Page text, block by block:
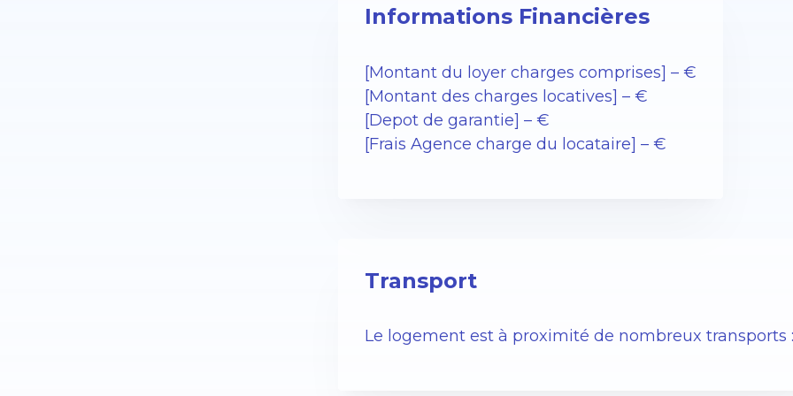
Informations Financières
[Montant du loyer charges comprises] – €
[Montant des charges locatives] – €
[Depot de garantie] – €
[Frais Agence charge du locataire] – €
Transport
Le logement est à proximité de nombreux transports :